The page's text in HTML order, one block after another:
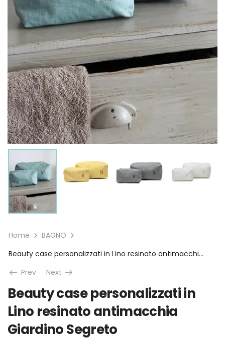
Home
BAGNO
Beauty case personalizzati in Lino resinato antimacchia Giardino Segreto
Prev
Next
Beauty case personalizzati in
Lino resinato antimacchia
Giardino Segreto